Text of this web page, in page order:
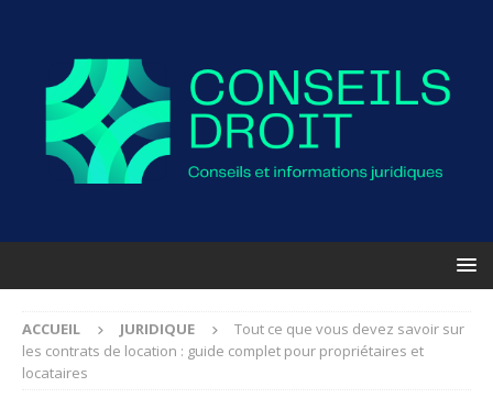
ACCUEIL JURIDIQUE
Tout ce que vous devez savoir sur
les contrats de location : guide complet pour propriétaires et
locataires